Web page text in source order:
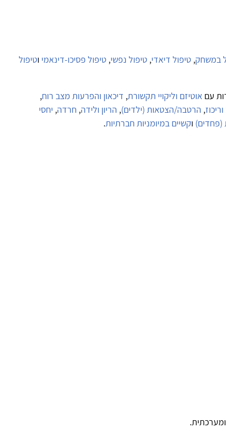
במשחק, טיפול דיאדי, טיפול נפשי, טיפול פסיכו-דינאמי וטיפול
עם אוטיזם וליקויי תקשורת, דיכאון והפרעות מצב רוח,
, הרטבה/הצטאות (ילדים), הריון ולידה, חרדה, יחסי
(פחדים) וקשיים במיומניות חברתיות.